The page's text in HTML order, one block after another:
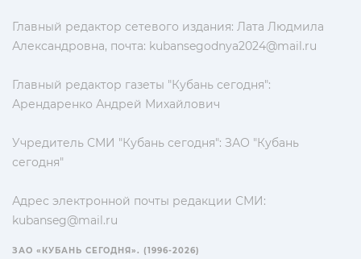
Главный редактор сетевого издания: Лата Людмила
Александровна, почта: kubansegodnya2024@mail.ru
Главный редактор газеты "Кубань сегодня":
Арендаренко Андрей Михайлович
Учредитель СМИ "Кубань сегодня": ЗАО "Кубань
сегодня"
Адрес электронной почты редакции СМИ:
kubanseg@mail.ru
ЗАО «КУБАНЬ СЕГОДНЯ». (1996-2026)